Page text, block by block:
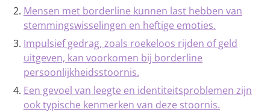
Mensen met borderline kunnen last hebben van
stemmingswisselingen en heftige emoties.
Impulsief gedrag, zoals roekeloos rijden of geld
uitgeven, kan voorkomen bij borderline
persoonlijkheidsstoornis.
Een gevoel van leegte en identiteitsproblemen zijn
ook typische kenmerken van deze stoornis.